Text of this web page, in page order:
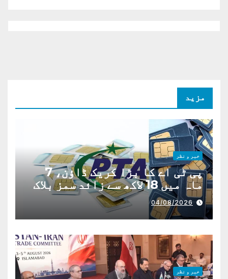
مزید
خبر و نظر
پی ٹی اے کا بڑا کریک ڈاؤن، 7
ماہ میں 18 لاکھ سے زائد سمز بلاک
04/08/2026
خبر و نظر